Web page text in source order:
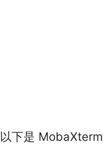
以下是 MobaXterm